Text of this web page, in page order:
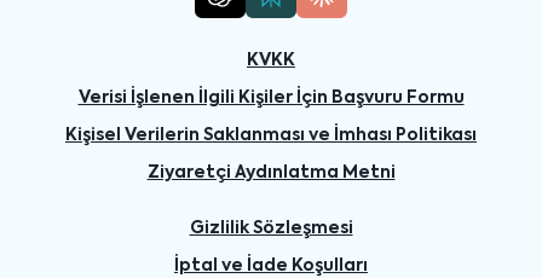
KVKK
Verisi İşlenen İlgili Kişiler İçin Başvuru Formu
Kişisel Verilerin Saklanması ve İmhası Politikası
Ziyaretçi Aydınlatma Metni
Gizlilik Sözleşmesi
İptal ve İade Koşulları